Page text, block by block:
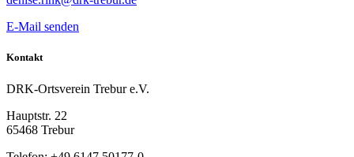
E-Mail senden
Kontakt
DRK-Ortsverein Trebur e.V.
Hauptstr. 22
65468 Trebur